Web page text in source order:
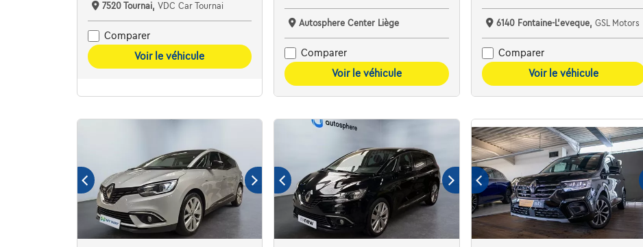
7520 Tournai, VDC Car Tournai
Comparer
Voir le véhicule
Autosphere Center Liège
Comparer
Voir le véhicule
6140 Fontaine-L'eveque, GSL Motors
Comparer
Voir le véhicule